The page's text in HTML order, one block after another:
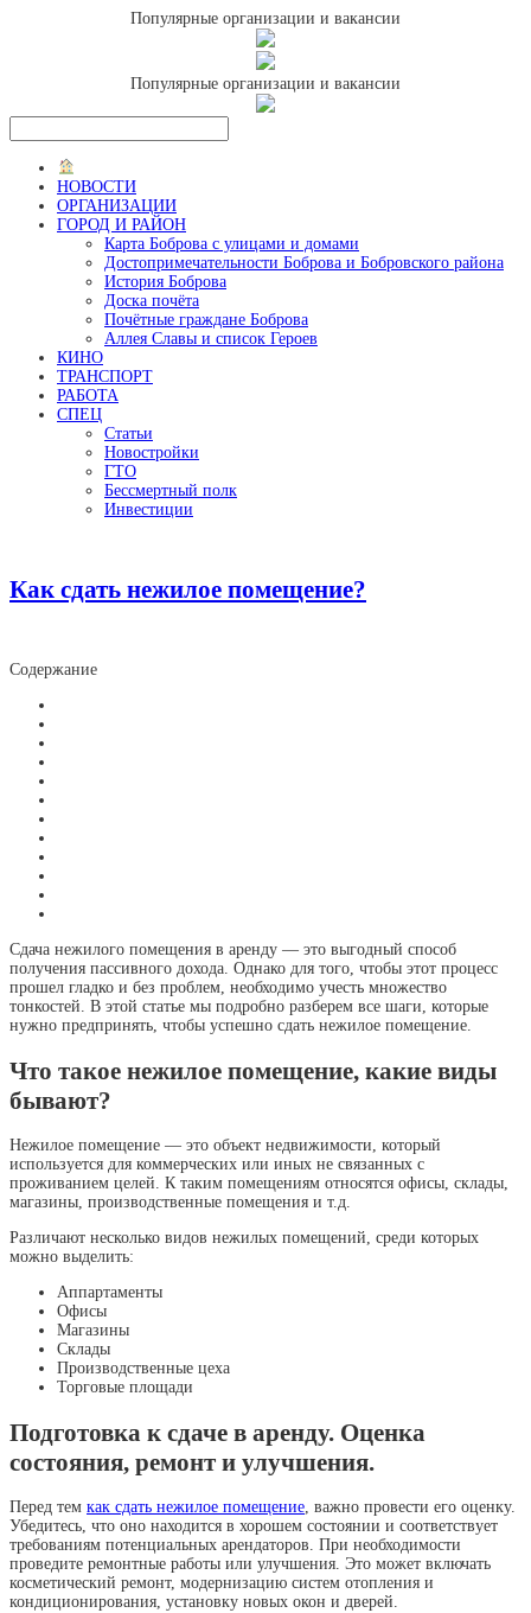
Популярные организации и вакансии
Популярные организации и вакансии
НОВОСТИ
ОРГАНИЗАЦИИ
ГОРОД И РАЙОН
Карта Боброва с улицами и домами
Достопримечательности Боброва и Бобровского района
История Боброва
Доска почёта
Почётные граждане Боброва
Аллея Славы и список Героев
КИНО
ТРАНСПОРТ
РАБОТА
СПЕЦ
Статьи
Новостройки
ГТО
Бессмертный полк
Инвестиции
Как сдать нежилое помещение?
Содержание
Сдача нежилого помещения в аренду — это выгодный способ
получения пассивного дохода. Однако для того, чтобы этот процесс
прошел гладко и без проблем, необходимо учесть множество
тонкостей. В этой статье мы подробно разберем все шаги, которые
нужно предпринять, чтобы успешно сдать нежилое помещение.
Что такое нежилое помещение, какие виды
бывают?
Нежилое помещение — это объект недвижимости, который
используется для коммерческих или иных не связанных с
проживанием целей. К таким помещениям относятся офисы, склады,
магазины, производственные помещения и т.д.
Различают несколько видов нежилых помещений, среди которых
можно выделить:
Аппартаменты
Офисы
Магазины
Склады
Производственные цеха
Торговые площади
Подготовка к сдаче в аренду. Оценка
состояния, ремонт и улучшения.
Перед тем как сдать нежилое помещение, важно провести его оценку.
Убедитесь, что оно находится в хорошем состоянии и соответствует
требованиям потенциальных арендаторов. При необходимости
проведите ремонтные работы или улучшения. Это может включать
косметический ремонт, модернизацию систем отопления и
кондиционирования, установку новых окон и дверей.